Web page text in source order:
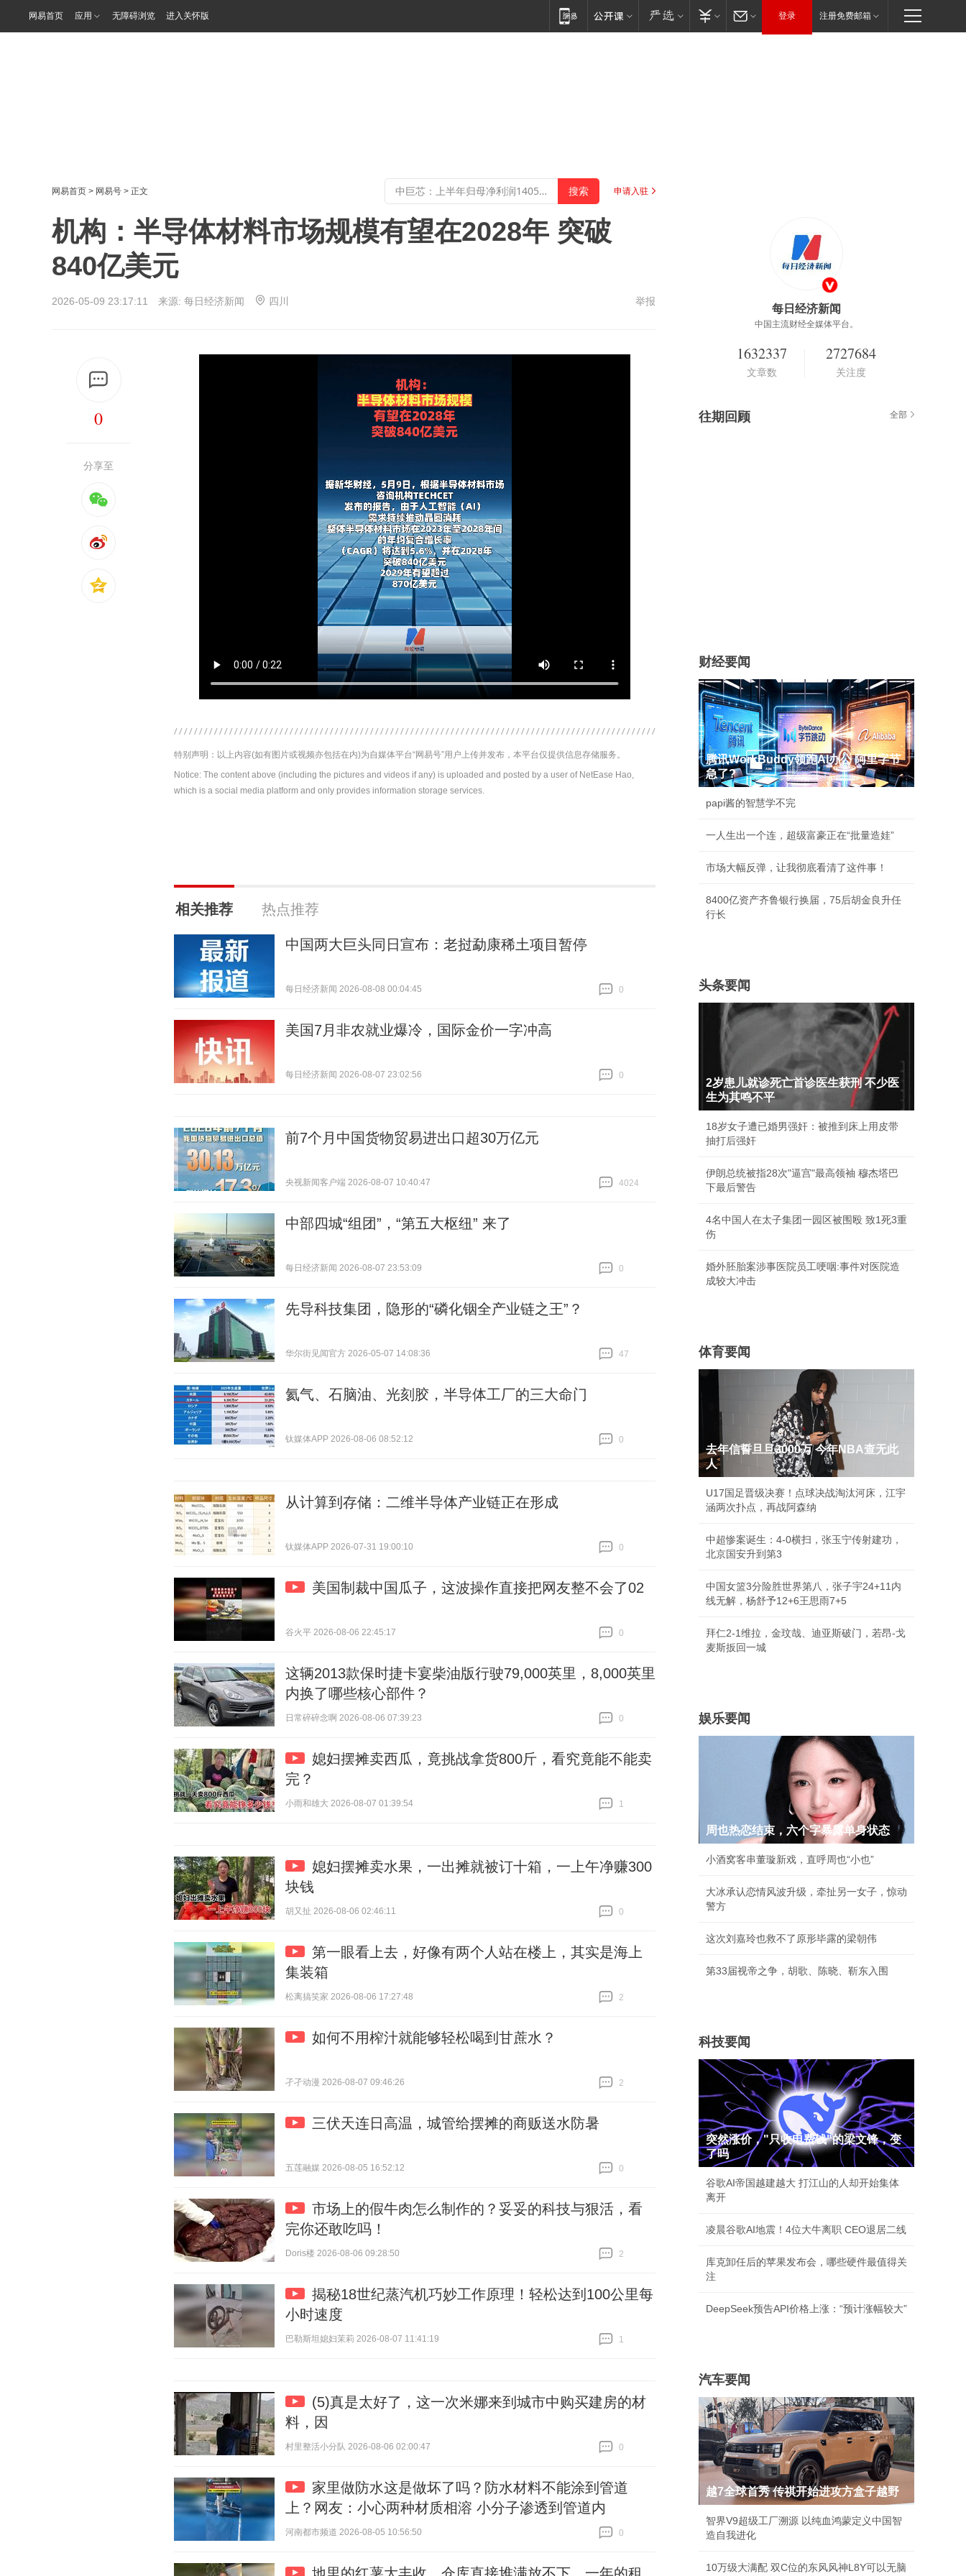
网易首页 应用 无障碍浏览 进入关怀版 登录 注册免费邮箱
网易首页 > 网易号 > 正文 申请入驻
机构：半导体材料市场规模有望在2028年 突破
840亿美元
2026-05-09 23:17:11 来源: 每日经济新闻 四川 举报
0
分享至
特别声明：以上内容(如有图片或视频亦包括在内)为自媒体平台“网易号”用户上传并发布，本平台仅提供信息存储服务。
Notice: The content above (including the pictures and videos if any) is uploaded and posted by a user of NetEase Hao,
which is a social media platform and only provides information storage services.
相关推荐 热点推荐
中国两大巨头同日宣布：老挝勐康稀土项目暂停
每日经济新闻 2026-08-08 00:04:45
0
美国7月非农就业爆冷，国际金价一字冲高
每日经济新闻 2026-08-07 23:02:56
0
前7个月中国货物贸易进出口超30万亿元
央视新闻客户端 2026-08-07 10:40:47
4024
中部四城“组团”，“第五大枢纽” 来了
每日经济新闻 2026-08-07 23:53:09
0
先导科技集团，隐形的“磷化铟全产业链之王”？
华尔街见闻官方 2026-05-07 14:08:36
47
氦气、石脑油、光刻胶，半导体工厂的三大命门
钛媒体APP 2026-08-06 08:52:12
0
从计算到存储：二维半导体产业链正在形成
钛媒体APP 2026-07-31 19:00:10
0
美国制裁中国瓜子，这波操作直接把网友整不会了02
谷火平 2026-08-06 22:45:17
0
这辆2013款保时捷卡宴柴油版行驶79,000英里，8,000英里
内换了哪些核心部件？
日常碎碎念啊 2026-08-06 07:39:23
0
媳妇摆摊卖西瓜，竟挑战拿货800斤，看究竟能不能卖
完？
小雨和雄大 2026-08-07 01:39:54
1
媳妇摆摊卖水果，一出摊就被订十箱，一上午净赚300
块钱
胡又扯 2026-08-06 02:46:11
0
第一眼看上去，好像有两个人站在楼上，其实是海上
集装箱
松离搞笑家 2026-08-06 17:27:48
2
如何不用榨汁就能够轻松喝到甘蔗水？
孑孑动漫 2026-08-07 09:46:26
2
三伏天连日高温，城管给摆摊的商贩送水防暑
五莲融媒 2026-08-05 16:52:12
0
市场上的假牛肉怎么制作的？妥妥的科技与狠活，看
完你还敢吃吗！
Doris楼 2026-08-06 09:28:50
2
揭秘18世纪蒸汽机巧妙工作原理！轻松达到100公里每
小时速度
巴勒斯坦媳妇茉莉 2026-08-07 11:41:19
1
(5)真是太好了，这一次米娜来到城市中购买建房的材
料，因
村里整活小分队 2026-08-06 02:00:47
0
家里做防水这是做坏了吗？防水材料不能涂到管道
上？网友：小心两种材质相溶 小分子渗透到管道内
河南都市频道 2026-08-05 10:56:50
0
每日经济新闻
中国主流财经全媒体平台。
1632337
文章数
2727684
关注度
往期回顾 全部
财经要闻
腾讯WorkBuddy领跑AI办公 阿里字节
急了?
papi酱的智慧学不完
一人生出一个连，超级富豪正在“批量造娃”
市场大幅反弹，让我彻底看清了这件事！
8400亿资产齐鲁银行换届，75后胡金良升任
行长
头条要闻
2岁患儿就诊死亡首诊医生获刑 不少医
生为其鸣不平
18岁女子遭已婚男强奸：被推到床上用皮带
抽打后强奸
伊朗总统被指28次"逼宫"最高领袖 穆杰塔巴
下最后警告
4名中国人在太子集团一园区被围殴 致1死3重
伤
婚外胚胎案涉事医院员工哽咽:事件对医院造
成较大冲击
体育要闻
去年信誓旦旦3000万 今年NBA查无此
人
U17国足晋级决赛！点球决战淘汰河床，江宇
涵两次扑点，再战阿森纳
中超惨案诞生：4-0横扫，张玉宁传射建功，
北京国安升到第3
中国女篮3分险胜世界第八，张子宇24+11内
线无解，杨舒予12+6王思雨7+5
拜仁2-1维拉，金玟哉、迪亚斯破门，若昂-戈
麦斯扳回一城
娱乐要闻
周也热恋结束，六个字暴露单身状态
小酒窝客串董璇新戏，直呼周也“小也”
大冰承认恋情风波升级，牵扯另一女子，惊动
警方
这次刘嘉玲也救不了原形毕露的梁朝伟
第33届视帝之争，胡歌、陈晓、靳东入围
科技要闻
突然涨价，"只收电费钱"的梁文锋，变
了吗
谷歌AI帝国越建越大 打江山的人却开始集体
离开
凌晨谷歌AI地震！4位大牛离职 CEO退居二线
库克卸任后的苹果发布会，哪些硬件最值得关
注
DeepSeek预告API价格上涨：“预计涨幅较大”
汽车要闻
越7全球首秀 传祺开始进攻方盒子越野
智界V9超级工厂溯源 以纯血鸿蒙定义中国智
造自我进化
10万级大满配 双C位的东风风神L8Y可以无脑